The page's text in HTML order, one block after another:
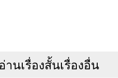
อ่านเรื่องสั้นเรื่องอื่น